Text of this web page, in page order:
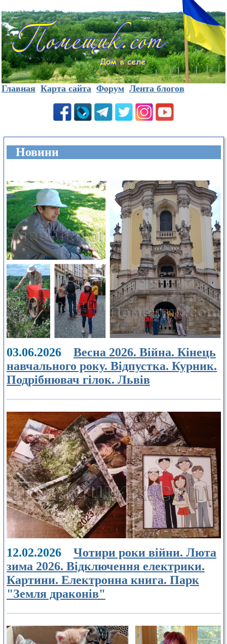
Главная Карта сайта Форум Лента блогов
Новини
03.06.2026 Весна 2026. Війна. Кінець
навчального року. Відпустка. Курник.
Подрібнювач гілок. Львів
12.02.2026 Чотири роки війни. Люта
зима 2026. Відключення електрики.
Картини. Електронна книга. Парк
"Земля драконів"